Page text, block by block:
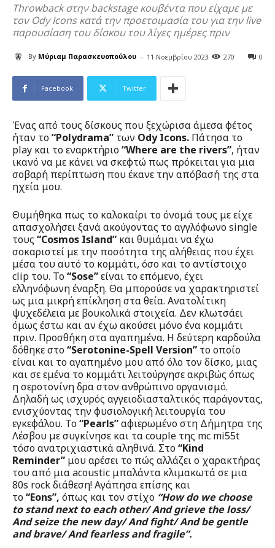
Throwback στην backstage κουβέντα που είχαμε με
τον Ody Icons κατά την προετοιμασία του για την live
παρουσίαση του δίσκου του λίγες ημέρες πριν
By Μύριαμ Παρασκευοπούλου - 11 Νοεμβρίου 2023 0
270
Facebook Twitter
Ένας από τους δίσκους που ξεχώρισα άμεσα φέτος
ήταν το“Polydrama” των Ody Icons. Πάτησα το
play και το εναρκτήριο“Where are the rivers”, ήταν
ικανό να με κάνει να σκεφτώ πως πρόκειται για μια
σοβαρή περίπτωση που έκανε την απόβασή της στα
ηχεία μου.
Θυμήθηκα πως το καλοκαίρι το όνομά τους με είχε
απασχολήσει ξανά ακούγοντας το αγγλόφωνο single
τους “Cosmos Island” και θυμάμαι να έχω
σοκαριστεί με την ποσότητα της αλήθειας που έχει
μέσα του αυτό το κομμάτι, όσο και το αντίστοιχο
clip του. Το“Sose”είναι το επόμενο, έχει
ελληνόφωνη έναρξη. Θα μπορούσε να χαρακτηριστεί
ως μια μικρή επίκληση στα θεία. Ανατολίτικη
ψυχεδέλεια με βουκολικά στοιχεία. Δεν κλωτσάει
όμως έστω και αν έχω ακούσει μόνο ένα κομμάτι
πριν. Προσθήκη στα αγαπημένα. Η δεύτερη καρδούλα
δόθηκε στο“Serotonine-Spell Version” το οποίο
είναι και το αγαπημένο μου από όλο τον δίσκο, μιας
και σε εμένα το κομμάτι λειτούργησε ακριβώς όπως
η σεροτονίνη δρα στον ανθρώπινο οργανισμό.
Δηλαδή ως ισχυρός αγγειοδιασταλτικός παράγοντας,
ενισχύοντας την φυσιολογική λειτουργία του
εγκεφάλου. Το“Pearls”αφιερωμένο στη Δήμητρα της
Λέσβου με συγκίνησε και τα couple της mc mi55t
τόσο ανατριχιαστικά αληθινά. Στο“Kind
Reminder” μου αρέσει το πώς αλλάζει ο χαρακτήρας
του από μια acoustic μπαλάντα κλιμακωτά σε μια
80s rock διάθεση! Αγάπησα επίσης και
το“Eons”, όπως και τον στίχο “How do we choose
to stand next to each other/ And grieve the loss/
And seize the new day/ And fight/ And be gentle
and brave/ And fearless and fragile”.